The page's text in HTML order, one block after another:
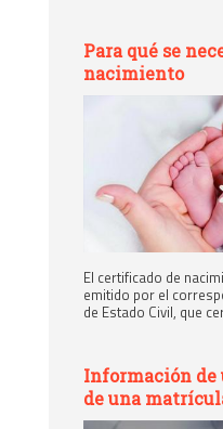
Para qué se
nacimiento
El certificado de
emitido por el
de Estado Civil, que
Información de
de una